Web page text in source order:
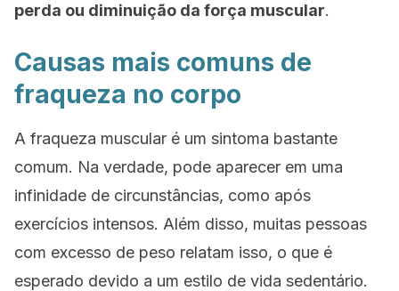
perda ou diminuição da força muscular.
Causas mais comuns de
fraqueza no corpo
A fraqueza muscular é um sintoma bastante
comum. Na verdade, pode aparecer em uma
infinidade de circunstâncias, como após
exercícios intensos. Além disso, muitas pessoas
com excesso de peso relatam isso, o que é
esperado devido a um estilo de vida sedentário.